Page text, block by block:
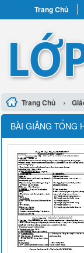
Trang Chủ
Trang Chủ ›
BÀI GIẢNG TỔNG